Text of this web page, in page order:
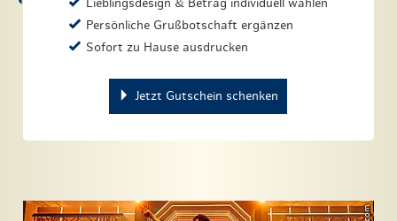
Lieblingsdesign & Betrag individuell wählen
Persönliche Grußbotschaft ergänzen
Sofort zu Hause ausdrucken
Jetzt Gutschein schenken